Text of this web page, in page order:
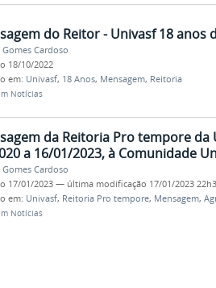
do Reitor - Univasf 18 anos
Cardoso
18/10/2022
em: Univasf, 18 Anos, Mensagem, Reitoria
Notícias
da Reitoria Pro tempore
a 16/01/2023, à Comunidade
Cardoso
17/01/2023 — última modificação 17/01/2023
em: Univasf, Reitoria Pro tempore, Mensagem,
Notícias